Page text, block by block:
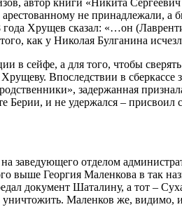
автор книги «Никита
не принадлежали, а
Хрущев сказал: «…он
как у Николая Булганина
в сейфе, а для того, чтобы
Впоследствии в сберкассе
задержанная
Берии, и не удержался –
заведующего отделом
выше Георгия Маленкова в так
документ Шаталину, а тот –
Маленков же, видимо,